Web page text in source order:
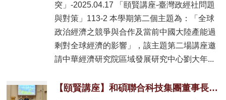
突」-2025.04.17 「頤賢講座-臺灣政經社問題
與對策」113-2 本學期第二個主題為：「全球
政治經濟之競爭與合作及當前中國大陸產能過
剩對全球經濟的影響」，該主題第二場講座邀
請中華經濟研究院區域發展研究中心劉大年...
【頤賢講座】和碩聯合科技集團董事長童子賢董事長: 「產業發展與世界局勢」-2025.03.27